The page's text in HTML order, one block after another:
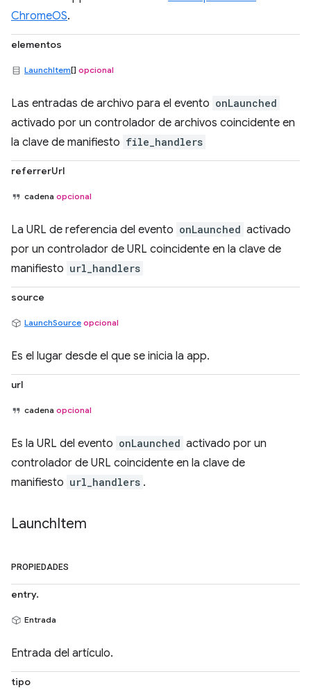
ChromeOS.
elementos
LaunchItem[] opcional
Las entradas de archivo para el evento onLaunched
activado por un controlador de archivos coincidente en
la clave de manifiesto file_handlers
referrerUrl
cadena opcional
La URL de referencia del evento onLaunched activado
por un controlador de URL coincidente en la clave de
manifiesto url_handlers
source
LaunchSource opcional
Es el lugar desde el que se inicia la app.
url
cadena opcional
Es la URL del evento onLaunched activado por un
controlador de URL coincidente en la clave de
manifiesto url_handlers .
LaunchItem
PROPIEDADES
entry.
Entrada
Entrada del artículo.
tipo